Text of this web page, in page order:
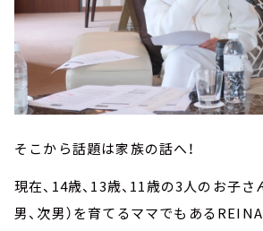
そこから話題は家族の話へ！
現在、14歳、13歳、11歳の3人のお子さ
男、次男）を育てるママでもあるREINA